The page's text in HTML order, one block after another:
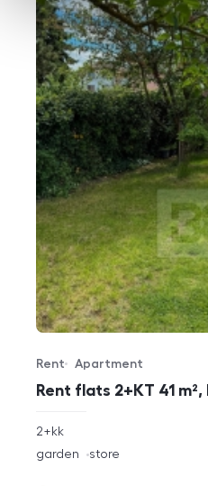
Rent flats 2+KT 41
Offer type
Rent
Property type
Apartment
rozměry
2+kk
funkce
garden store